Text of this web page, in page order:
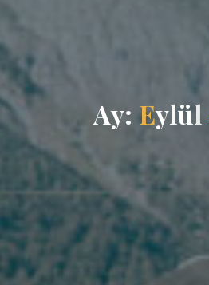
Ay: Eylül